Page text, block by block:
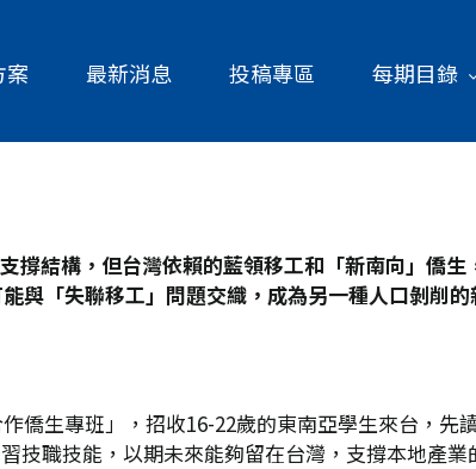
案 最新消息 投稿專區 每期目錄
撐結構，但台灣依賴的藍領移工和「新南向」僑生
與「失聯移工」問題交織，成為另一種人口剝削
僑生專班」，招收16-22歲的東南亞學生來台，先
技職技能，以期未來能夠留在台灣，支撐本地產業